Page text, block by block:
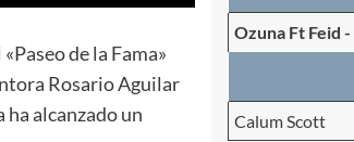
de la Fama»
Rosario Aguilar
alcanzado un
Ozuna Ft Feid -
Calum Scott